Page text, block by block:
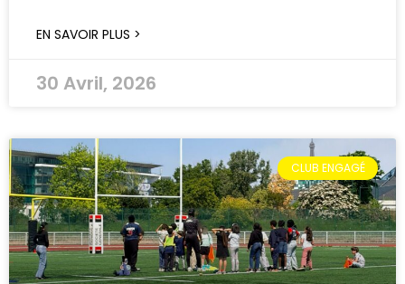
EN SAVOIR PLUS >
30 Avril, 2026
CLUB ENGAGÉ